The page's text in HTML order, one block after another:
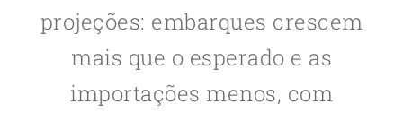
projeções: embarques crescem
mais que o esperado e as
importações menos, com